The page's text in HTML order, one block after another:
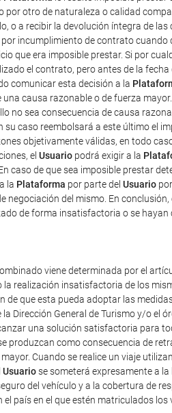
por otro de naturaleza o calidad
o a recibir la devolución íntegra de
incumplimiento de contrato cuando
que era imposible prestar. Si por
el contrato, pero antes de la fecha
comunicar esta decisión a la
causa razonable o de fuerza
no sea consecuencia de causa
su caso reembolsará a este último el
objetivamente válidas, en todo
el Usuario podrá exigir a la
caso de que sea imposible prestar
la Plataforma por parte del Usuario
del mismo. En conclusión,
de forma insatisfactoria o se
viene determinada por el
realización insatisfactoria de los
de que esta pueda adoptar las
Dirección General de Turismo y/o el
una solución satisfactoria para
como consecuencia de
Cuando se realice un viaje
Usuariose someterá expresamente a
del vehículo y a la cobertura de
país en el que estén matriculados los